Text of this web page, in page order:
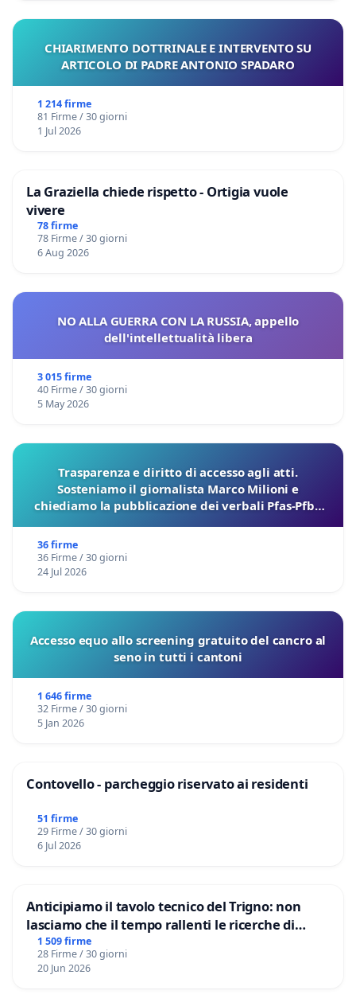
vescovo emerito di Ferrara-Comacchio e non certo
tradizionalista, si comprende la portata del
cambiamento. Una tornata di nomine che chiarisce il
profilo del vescovo che ha in mente Francesco, lontano
mille miglia da quello impersonato da Burke e Piacenza.
Nota a margine: ha destato sorpresa che il Papa,
nominando Pietro Parolin quale membro della
CHIARIMENTO DOTTRINALE E INTERVENTO SU
ARTICOLO DI PADRE ANTONIO SPADARO
1 214 firme
81 Firme / 30 giorni
1 Jul 2026
La Graziella chiede rispetto - Ortigia vuole
vivere
78 firme
78 Firme / 30 giorni
6 Aug 2026
NO ALLA GUERRA CON LA RUSSIA, appello
dell'intellettualità libera
3 015 firme
40 Firme / 30 giorni
5 May 2026
Trasparenza e diritto di accesso agli atti.
Sosteniamo il giornalista Marco Milioni e
chiediamo la pubblicazione dei verbali Pfas-Pfba
36 firme
36 Firme / 30 giorni
24 Jul 2026
Accesso equo allo screening gratuito del cancro al
seno in tutti i cantoni
1 646 firme
32 Firme / 30 giorni
5 Jan 2026
Contovello - parcheggio riservato ai residenti
51 firme
29 Firme / 30 giorni
6 Jul 2026
Anticipiamo il tavolo tecnico del Trigno: non
lasciamo che il tempo rallenti le ricerche di
Domenico Racanati
1 509 firme
28 Firme / 30 giorni
20 Jun 2026